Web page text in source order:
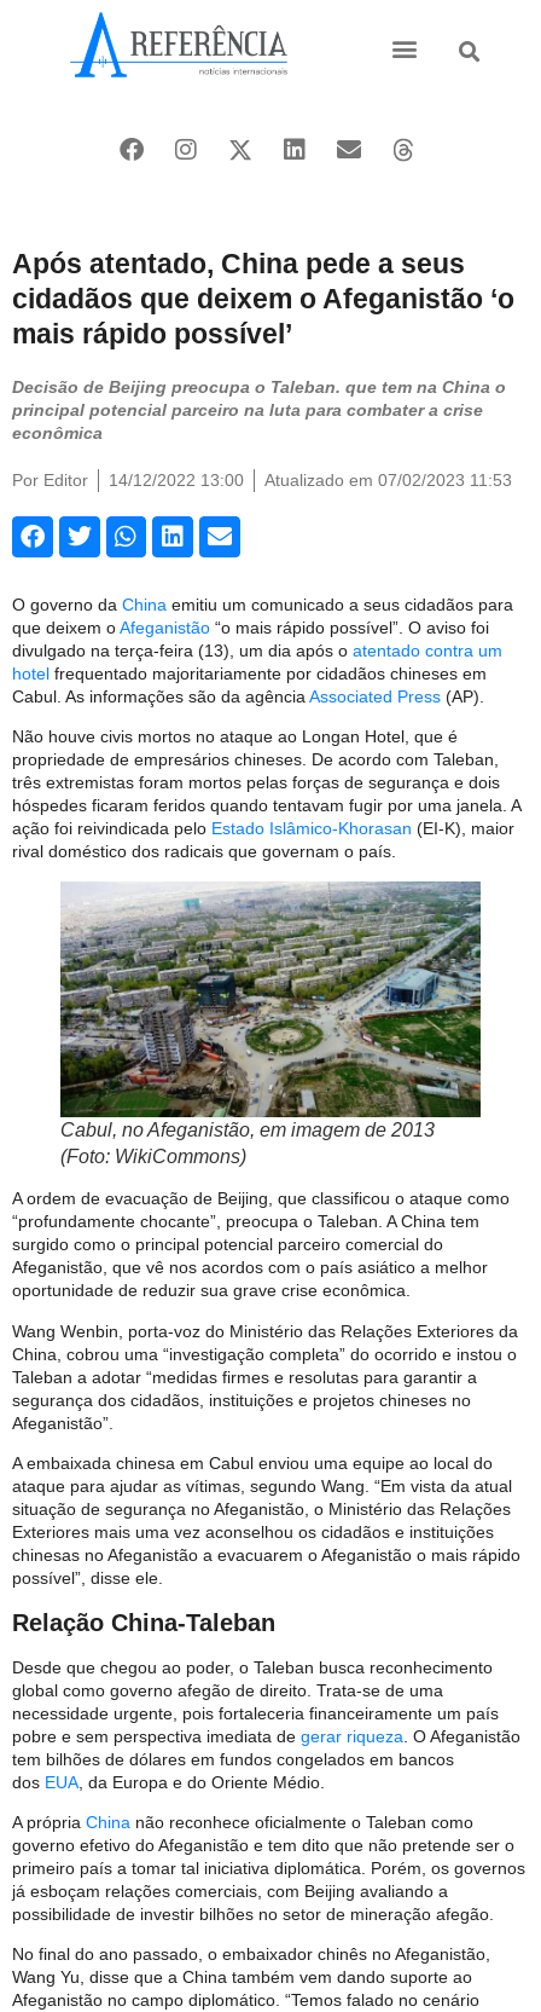
Após atentado, China pede a seus
cidadãos que deixem o Afeganistão ‘o
mais rápido possível’
Decisão de Beijing preocupa o Taleban. que tem na China o
principal potencial parceiro na luta para combater a crise
econômica
Por Editor 14/12/2022 13:00 Atualizado em 07/02/2023 11:53
O governo da China emitiu um comunicado a seus cidadãos para
que deixem oAfeganistão “o mais rápido possível”. O aviso foi
divulgado na terça-feira (13), um dia após o atentado contra um
hotel frequentado majoritariamente por cidadãos chineses em
Cabul. As informações são da agência Associated Press (AP).
Não houve civis mortos no ataque ao Longan Hotel, que é
propriedade de empresários chineses. De acordo com Taleban,
três extremistas foram mortos pelas forças de segurança e dois
hóspedes ficaram feridos quando tentavam fugir por uma janela. A
ação foi reivindicada pelo Estado Islâmico-Khorasan (EI-K), maior
rival doméstico dos radicais que governam o país.
Cabul, no Afeganistão, em imagem de 2013
(Foto: WikiCommons)
A ordem de evacuação de Beijing, que classificou o ataque como
“profundamente chocante”, preocupa o Taleban. A China tem
surgido como o principal potencial parceiro comercial do
Afeganistão, que vê nos acordos com o país asiático a melhor
oportunidade de reduzir sua grave crise econômica.
Wang Wenbin, porta-voz do Ministério das Relações Exteriores da
China, cobrou uma “investigação completa” do ocorrido e instou o
Taleban a adotar “medidas firmes e resolutas para garantir a
segurança dos cidadãos, instituições e projetos chineses no
Afeganistão”.
A embaixada chinesa em Cabul enviou uma equipe ao local do
ataque para ajudar as vítimas, segundo Wang. “Em vista da atual
situação de segurança no Afeganistão, o Ministério das Relações
Exteriores mais uma vez aconselhou os cidadãos e instituições
chinesas no Afeganistão a evacuarem o Afeganistão o mais rápido
possível”, disse ele.
Relação China-Taleban
Desde que chegou ao poder, o Taleban busca reconhecimento
global como governo afegão de direito. Trata-se de uma
necessidade urgente, pois fortaleceria financeiramente um país
pobre e sem perspectiva imediata de gerar riqueza . O Afeganistão
tem bilhões de dólares em fundos congelados em bancos
dos EUA , da Europa e do Oriente Médio.
A própria China não reconhece oficialmente o Taleban como
governo efetivo do Afeganistão e tem dito que não pretende ser o
primeiro país a tomar tal iniciativa diplomática. Porém, os governos
já esboçam relações comerciais, com Beijing avaliando a
possibilidade de investir bilhões no setor de mineração afegão.
No final do ano passado, o embaixador chinês no Afeganistão,
Wang Yu, disse que a China também vem dando suporte ao
Afeganistão no campo diplomático. “Temos falado no cenário